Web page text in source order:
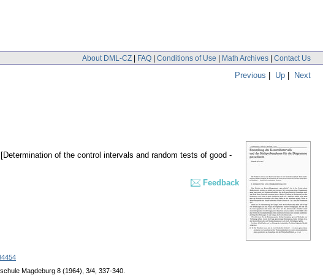
About DML-CZ | FAQ | Conditions of Use | Math Archives | Contact Us
Previous | Up | Next
of the control intervals and random tests of good -
Feedback
Magdeburg 8 (1964), 3/4, 337-340.